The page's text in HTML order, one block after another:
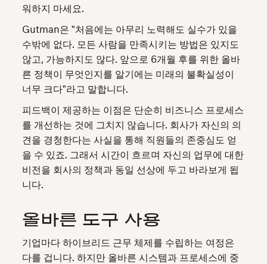
워하지 마세요.
Gutman은 "처음에는 아무리 노력해도 실수가 있을
수밖에 없다. 모든 사람을 만족시키는 방법은 있지도
않고, 가능하지도 않다. 앞으로 6개월 후를 위한 올바
른 정책이 무엇인지를 알기에는 미래의 불확실성이
너무 크다"라고 말합니다.
피드백이 제공하는 이점은 단순히 비즈니스 프로세스
를 개선하는 것에 그치지 않습니다. 회사가 자신의 의
견을 경청한다는 사실을 통해 직원들의 존중심도 얻
을 수 있죠. 그래서 시간이 흐르며 자신의 업무에 대한
비전을 회사의 정책과 동일 선상에 두고 바라보게 됩
니다.
올바른 도구 사용
기업마다 하이브리드 근무 체제를 수립하는 여정은
다를 겁니다. 하지만 올바른 시스템과 프로세스에 중